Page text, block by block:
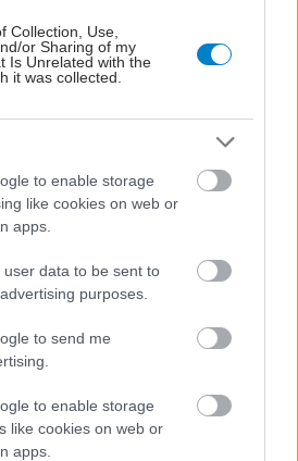
Collection, Use,
or Sharing of my
Is Unrelated with the
it was collected.
to enable storage
like cookies on web or
apps.
user data to be sent to
purposes.
to send me
to enable storage
like cookies on web or
apps.
Loading...
Σχολίου